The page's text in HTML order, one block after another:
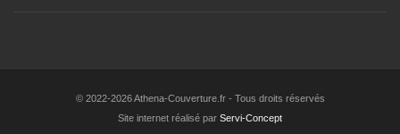
© 2022-2026 Athena-Couverture.fr - Tous droits réservés
Site internet réalisé par Servi-Concept